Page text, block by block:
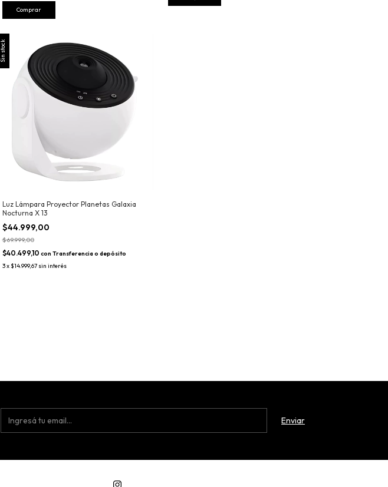
Comprar
Sin stock
Luz Lámpara Proyector Planetas Galaxia
Nocturna X 13
$44.999,00
$69.999,00
$40.499,10 con Transferencia o depósito
3x$14.999,67 sin interés